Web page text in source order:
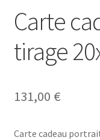
Carte
tirage
131,00 €
Carte cadeau